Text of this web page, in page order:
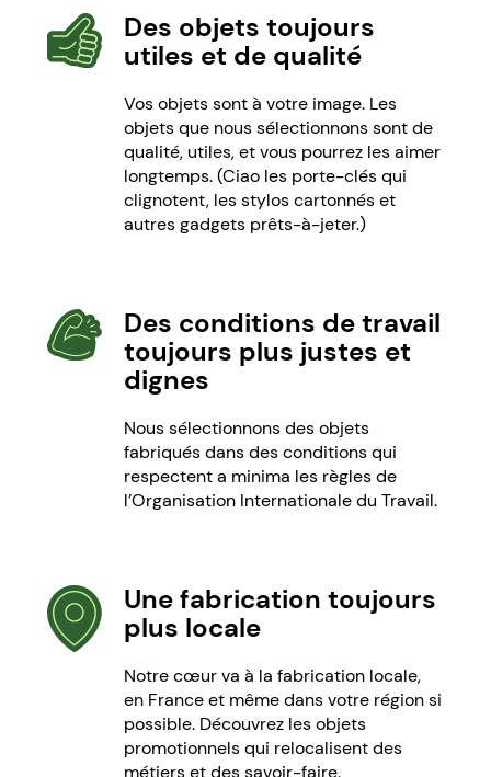
Des objets toujours
utiles et de qualité
Vos objets sont à votre image. Les
objets que nous sélectionnons sont de
qualité, utiles, et vous pourrez les aimer
longtemps. (Ciao les porte-clés qui
clignotent, les stylos cartonnés et
autres gadgets prêts-à-jeter.)
Des conditions de travail
toujours plus justes et
dignes
Nous sélectionnons des objets
fabriqués dans des conditions qui
respectent a minima les règles de
l’Organisation Internationale du Travail.
Une fabrication toujours
plus locale
Notre cœur va à la fabrication locale,
en France et même dans votre région si
possible. Découvrez les objets
promotionnels qui relocalisent des
métiers et des savoir-faire.